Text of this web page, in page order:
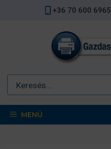
+36 70 600 6965
MENÜ